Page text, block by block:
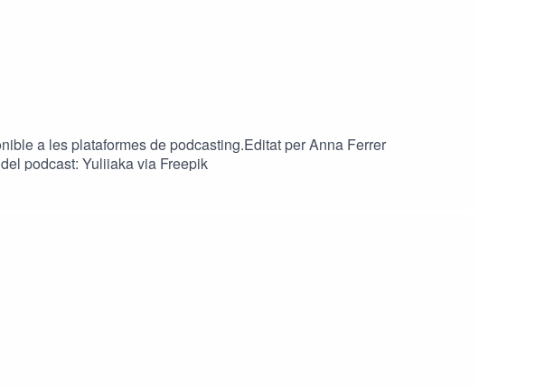
a les plataformes de podcasting.Editat per Anna Ferrer
podcast: Yuliiaka via Freepik